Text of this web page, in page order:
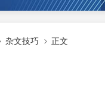
杂文技巧 正文